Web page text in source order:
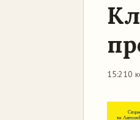
15:210